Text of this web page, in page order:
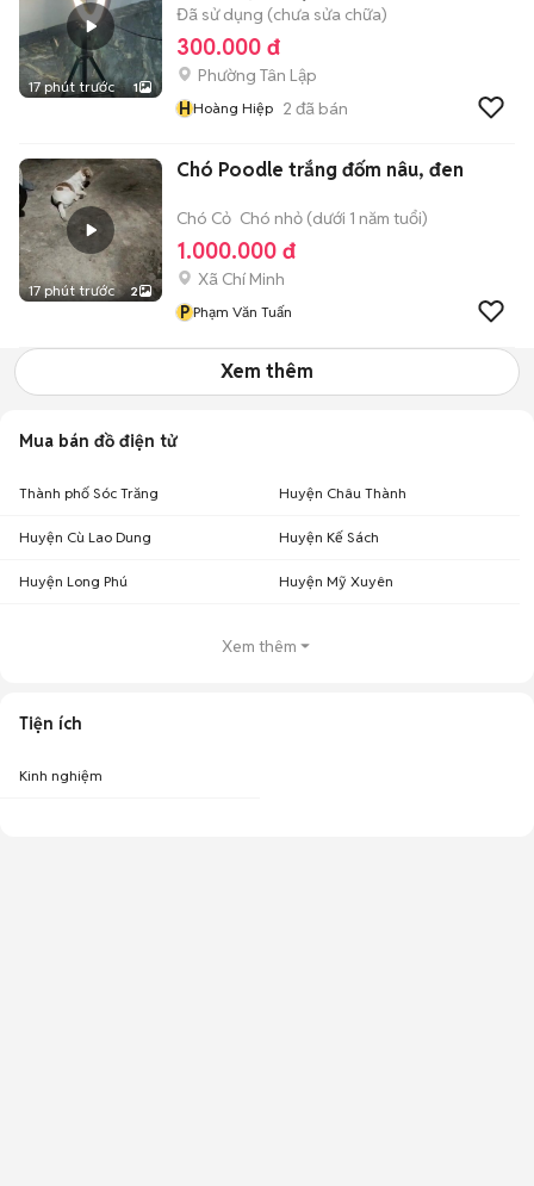
17 phút trước 1
Đã sử dụng (chưa sửa chữa)
300.000 đ
Phường Tân Lập
HHoàng Hiệp 2 đã bán
17 phút trước 2
Chó Poodle trắng đốm nâu, đen
Chó Cỏ Chó nhỏ (dưới 1 năm tuổi)
1.000.000 đ
Xã Chí Minh
P Phạm Văn Tuấn
Xem thêm
Mua bán đồ điện tử
Thành phố Sóc Trăng Huyện Châu Thành
Huyện Cù Lao Dung Huyện Kế Sách
Huyện Long Phú Huyện Mỹ Xuyên
Xem thêm
Tiện ích
Kinh nghiệm